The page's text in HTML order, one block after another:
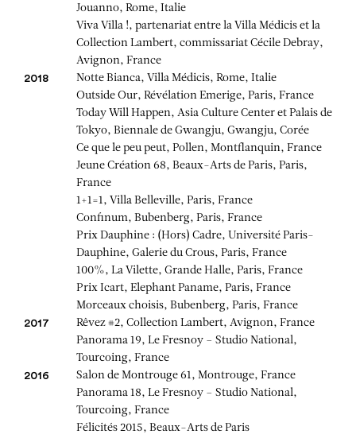
Jouanno, Rome, Italie
Viva Villa !, partenariat entre la Villa Médicis et la
Collection Lambert, commissariat Cécile Debray,
Avignon, France
2018
Notte Bianca, Villa Médicis, Rome, Italie
Outside Our, Révélation Emerige, Paris, France
Today Will Happen, Asia Culture Center et Palais de
Tokyo, Biennale de Gwangju, Gwangju, Corée
Ce que le peu peut, Pollen, Montflanquin, France
Jeune Création 68, Beaux-Arts de Paris, Paris,
France
1+1=1, Villa Belleville, Paris, France
Confinum, Bubenberg, Paris, France
Prix Dauphine : (Hors) Cadre, Université Paris-
Dauphine, Galerie du Crous, Paris, France
100%, La Vilette, Grande Halle, Paris, France
Prix Icart, Elephant Paname, Paris, France
Morceaux choisis, Bubenberg, Paris, France
2017
Rêvez #2, Collection Lambert, Avignon, France
Panorama 19, Le Fresnoy – Studio National,
Tourcoing, France
2016
Salon de Montrouge 61, Montrouge, France
Panorama 18, Le Fresnoy – Studio National,
Tourcoing, France
Félicités 2015, Beaux-Arts de Paris